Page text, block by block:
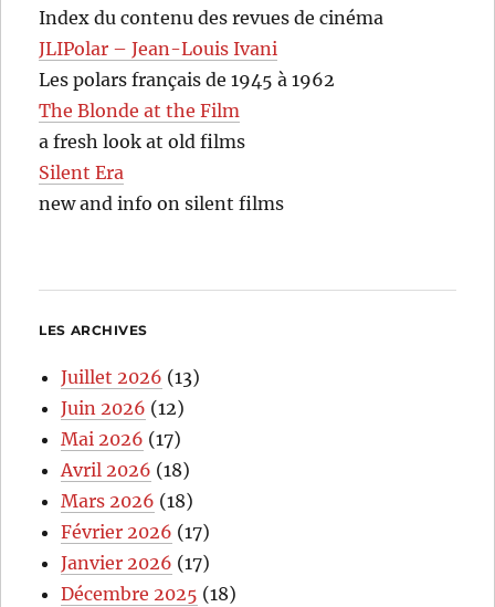
Index du contenu des revues de cinéma
JLIPolar – Jean-Louis Ivani
Les polars français de 1945 à 1962
The Blonde at the Film
a fresh look at old films
Silent Era
new and info on silent films
LES ARCHIVES
Juillet 2026 (13)
Juin 2026 (12)
Mai 2026 (17)
Avril 2026 (18)
Mars 2026 (18)
Février 2026 (17)
Janvier 2026 (17)
Décembre 2025 (18)